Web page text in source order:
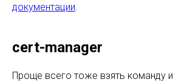
документации.
cert-manager
Проще всего тоже взять команду